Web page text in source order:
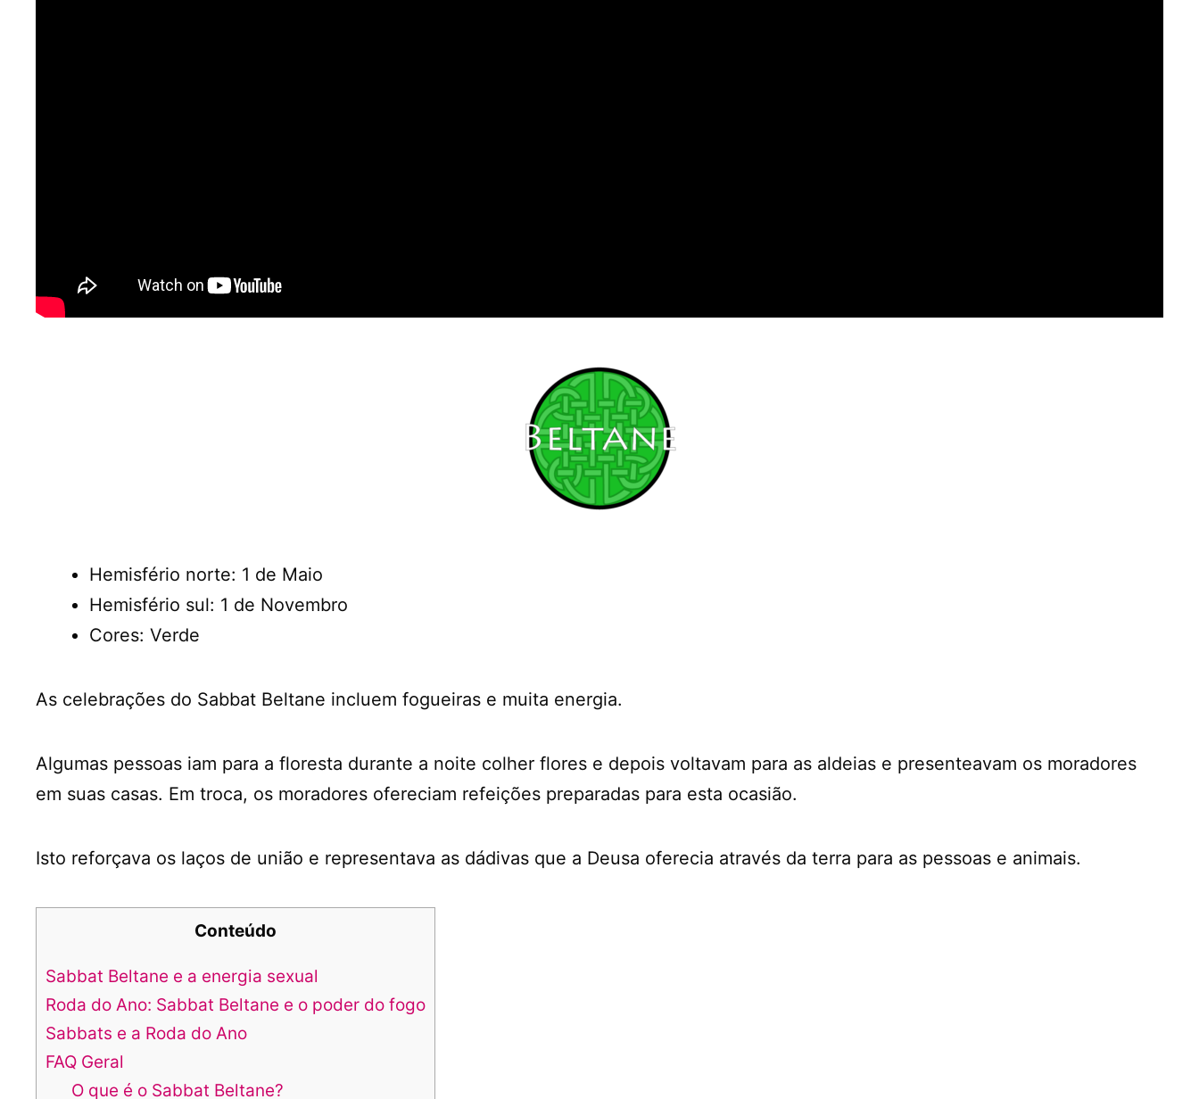
Hemisfério norte: 1 de Maio
Hemisfério sul: 1 de Novembro
Cores: Verde
As celebrações do Sabbat Beltane incluem fogueiras e muita energia.
Algumas pessoas iam para a floresta durante a noite colher flores e depois voltavam para as aldeias e presenteavam os moradores
em suas casas. Em troca, os moradores ofereciam refeições preparadas para esta ocasião.
Isto reforçava os laços de união e representava as dádivas que a Deusa oferecia através da terra para as pessoas e animais.
Conteúdo
Sabbat Beltane e a energia sexual
Roda do Ano: Sabbat Beltane e o poder do fogo
Sabbats e a Roda do Ano
FAQ Geral
O que é o Sabbat Beltane?